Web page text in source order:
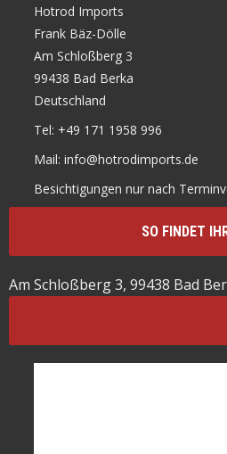
Hotrod Imports
Frank Bäz-Dölle
Am Schloßberg 3
99438 Bad Berka
Deutschland
Tel: +49 171 1958 996
Mail: info@hotrodimports.de
Besichtigungen nur nach
SO FINDET
Am Schloßberg 3, 99438 Bad